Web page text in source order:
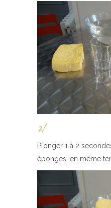
2/
Plonger 1 à 2
éponges, en même